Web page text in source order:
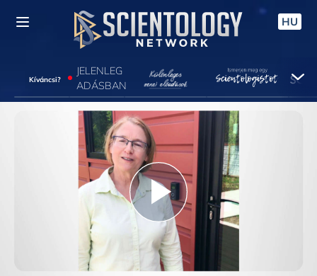
HU
Kíváncsi?
JELENLEG
ADÁSBAN
Play
Video